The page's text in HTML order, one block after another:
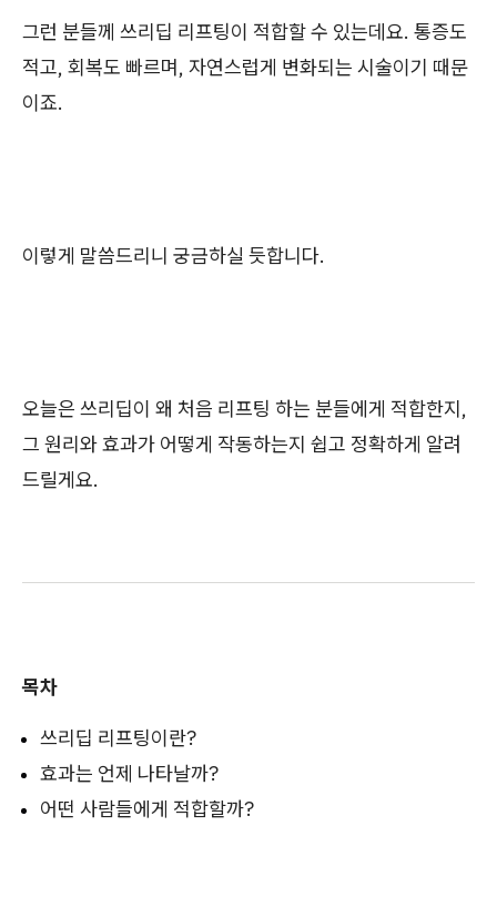
그런 분들께 쓰리딥 리프팅이 적합할 수 있는데요. 통증도
적고, 회복도 빠르며, 자연스럽게 변화되는 시술이기 때문
이죠.
이렇게 말씀드리니 궁금하실 듯합니다.
오늘은 쓰리딥이 왜 처음 리프팅 하는 분들에게 적합한지,
그 원리와 효과가 어떻게 작동하는지 쉽고 정확하게 알려
드릴게요.
목차
쓰리딥 리프팅이란?
효과는 언제 나타날까?
어떤 사람들에게 적합할까?